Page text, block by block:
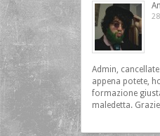
Admin,
appena potete,
formazione
maledetta.